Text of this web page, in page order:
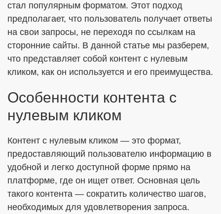
ОТПРАВИТЬ
Я согласен сПолитикой в отношении обработки ПДн
ДаюСогласие на обработку персональных данных в
соответствии с установленной формой
стал популярным форматом. Этот подход
предполагает, что пользователь получает ответы
на свои запросы, не переходя по ссылкам на
сторонние сайты. В данной статье мы разберем,
что представляет собой контент с нулевым
кликом, как он используется и его преимущества.
Особенности контента с
нулевым кликом
Контент с нулевым кликом — это формат,
предоставляющий пользователю информацию в
удобной и легко доступной форме прямо на
платформе, где он ищет ответ. Основная цель
такого контента — сократить количество шагов,
необходимых для удовлетворения запроса.